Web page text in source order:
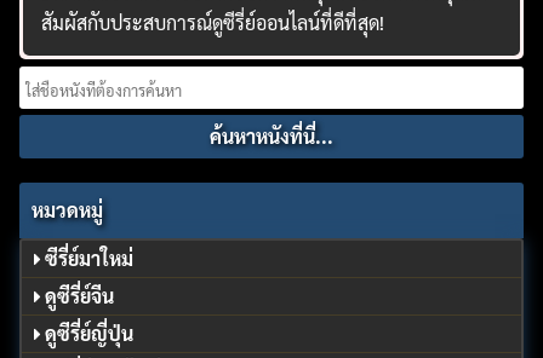
สัมผัสกับประสบการณ์ดูซีรี่ย์ออนไลน์ที่ดีที่สุด!
Search
for:
หมวดหมู่
ซีรี่ย์มาใหม่
ดูซีรี่ย์จีน
ดูซีรี่ย์ญี่ปุ่น